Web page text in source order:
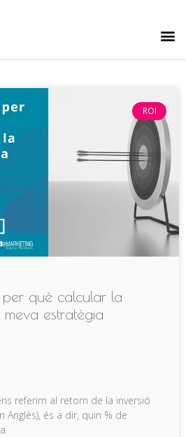
ROI
què calcular la
estratègia
referim al retorn de la inversió
Anglès), és a dir, quin % de